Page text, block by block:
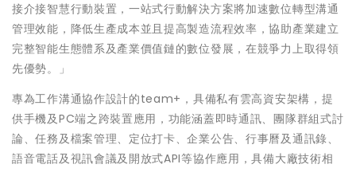
接介接智慧行動裝置，一站式行動解決方案將加速數位轉型溝通
管理效能，降低生產成本並且提高製造流程效率，協助產業建立
完整智能生態體系及產業價值鏈的數位發展，在競爭力上取得領
先優勢。」
專為工作溝通協作設計的team+，具備私有雲高資安架構，提
供手機及PC端之跨裝置應用，功能涵蓋即時通訊、團隊群組式討
論、任務及檔案管理、定位打卡、企業公告、行事曆及通訊錄、
語音電話及視訊會議及開放式API等協作應用，具備大廠技術相